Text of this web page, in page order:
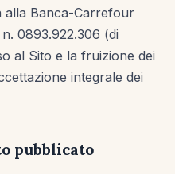
alla Banca-Carrefour
0893.922.306 (di
al Sito e la fruizione dei
integrale dei
pubblicato